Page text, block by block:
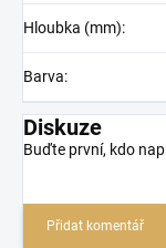
Hloubka (mm):
Barva:
Diskuze
Buďte první, kdo
Přidat komentář